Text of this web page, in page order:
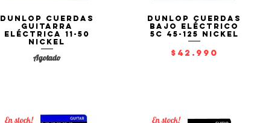
Vista rápida
Dunlop Cuerdas
Guitarra
Eléctrica 11-50
Nickel
Agotado
Vista rápida
Dunlop Cuerdas
Bajo Eléctrico
5C 45-125 Nickel
Precio
$42.990
En stock! En stock!